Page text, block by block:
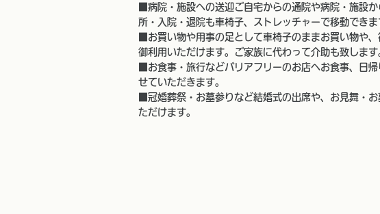
■病院・施設への送迎ご自宅からの通院や病院・施設
所・入院・退院も車椅子、ストレッチャーで移動できま
■お買い物や用事の足として車椅子のままお買い物や
御利用いただけます。ご家族に代わって介助も致します
■お食事・旅行などバリアフリーのお店へお食事、日
せていただきます。
■冠婚葬祭・お墓参りなど結婚式の出席や、お見舞・
ただけます。